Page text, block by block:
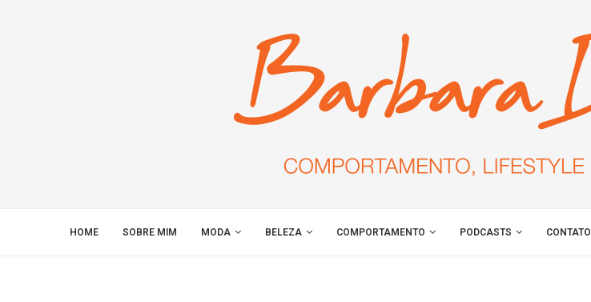
HOME SOBRE MIM MODA BELEZA COMPORTAMENTO PODCASTS CONTATO